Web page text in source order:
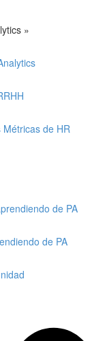
»
de HR
de PA
de PA